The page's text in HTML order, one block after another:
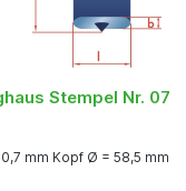
Stempel Nr. 07
Länge = 80,7 mm Kopf Ø = 58,5 mm